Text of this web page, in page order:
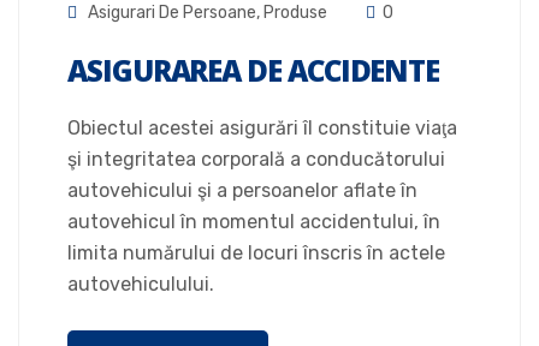
Asigurari De Persoane, Produse 0
ASIGURAREA DE ACCIDENTE
Obiectul acestei asigurări îl constituie viaţa
şi integritatea corporală a conducătorului
autovehicului şi a persoanelor aflate în
autovehicul în momentul accidentului, în
limita numărului de locuri înscris în actele
autovehiculului.